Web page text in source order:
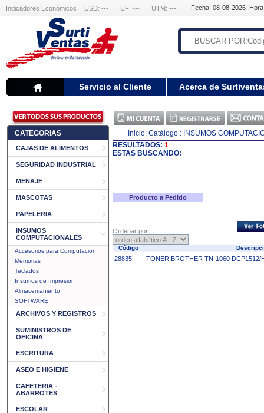
Indicadores Económicos USD: --- UF: --- UTM: --- Fecha: 08-08-2026
Servicio al Cliente Acerca de
CATEGORIAS
CAJAS DE ALIMENTOS
SEGURIDAD INDUSTRIAL
MENAJE
MASCOTAS
PAPELERIA
INSUMOS
COMPUTACIONALES
Accesorios para Computacion
Memorias
Teclados
Insumos de Impresion
Almacemaniento
SOFTWARE
ARCHIVOS Y REGISTROS
SUMINISTROS DE
OFICINA
ESCRITURA
ASEO E HIGIENE
CAFETERIA -
ABARROTES
ESCOLAR
Inicio: Catálogo : INSUMOS
RESULTADOS: 1
ESTAS BUSCANDO:
Producto a Pedido
Ordenar por:
Código
28835 TONER BROTHER TN-1060 DCP1512/